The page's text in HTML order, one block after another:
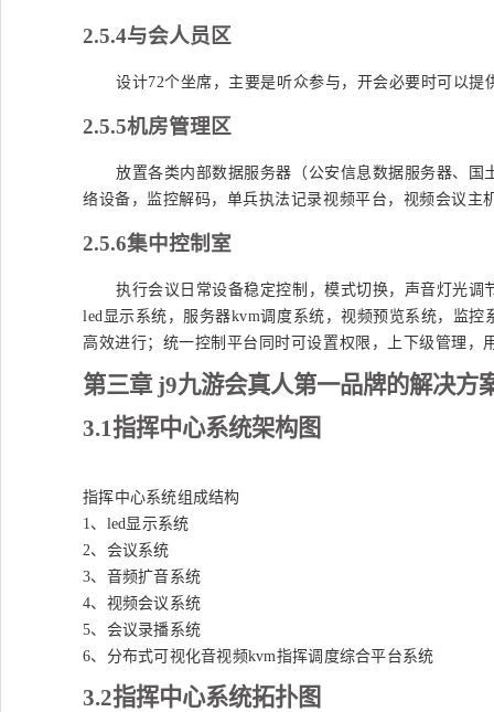
2.5.4与会人员区
设计72个坐席，主要是听众参与，开会必要时可以
2.5.5机房管理区
放置各类内部数据服务器（公安信息数据服务器、
络设备，监控解码，单兵执法记录视频平台，视频会议主
2.5.6集中控制室
执行会议日常设备稳定控制，模式切换，声音灯光调
led显示系统，服务器kvm调度系统，视频预览系统，监
高效进行；统一控制平台同时可设置权限，上下级管理，
第三章 j9九游会真人第一品牌的解决方
3.1指挥中心系统架构图
指挥中心系统组成结构
1、led显示系统
2、会议系统
3、音频扩音系统
4、视频会议系统
5、会议录播系统
6、分布式可视化音视频kvm指挥调度综合平台系统
3.2指挥中心系统拓扑图